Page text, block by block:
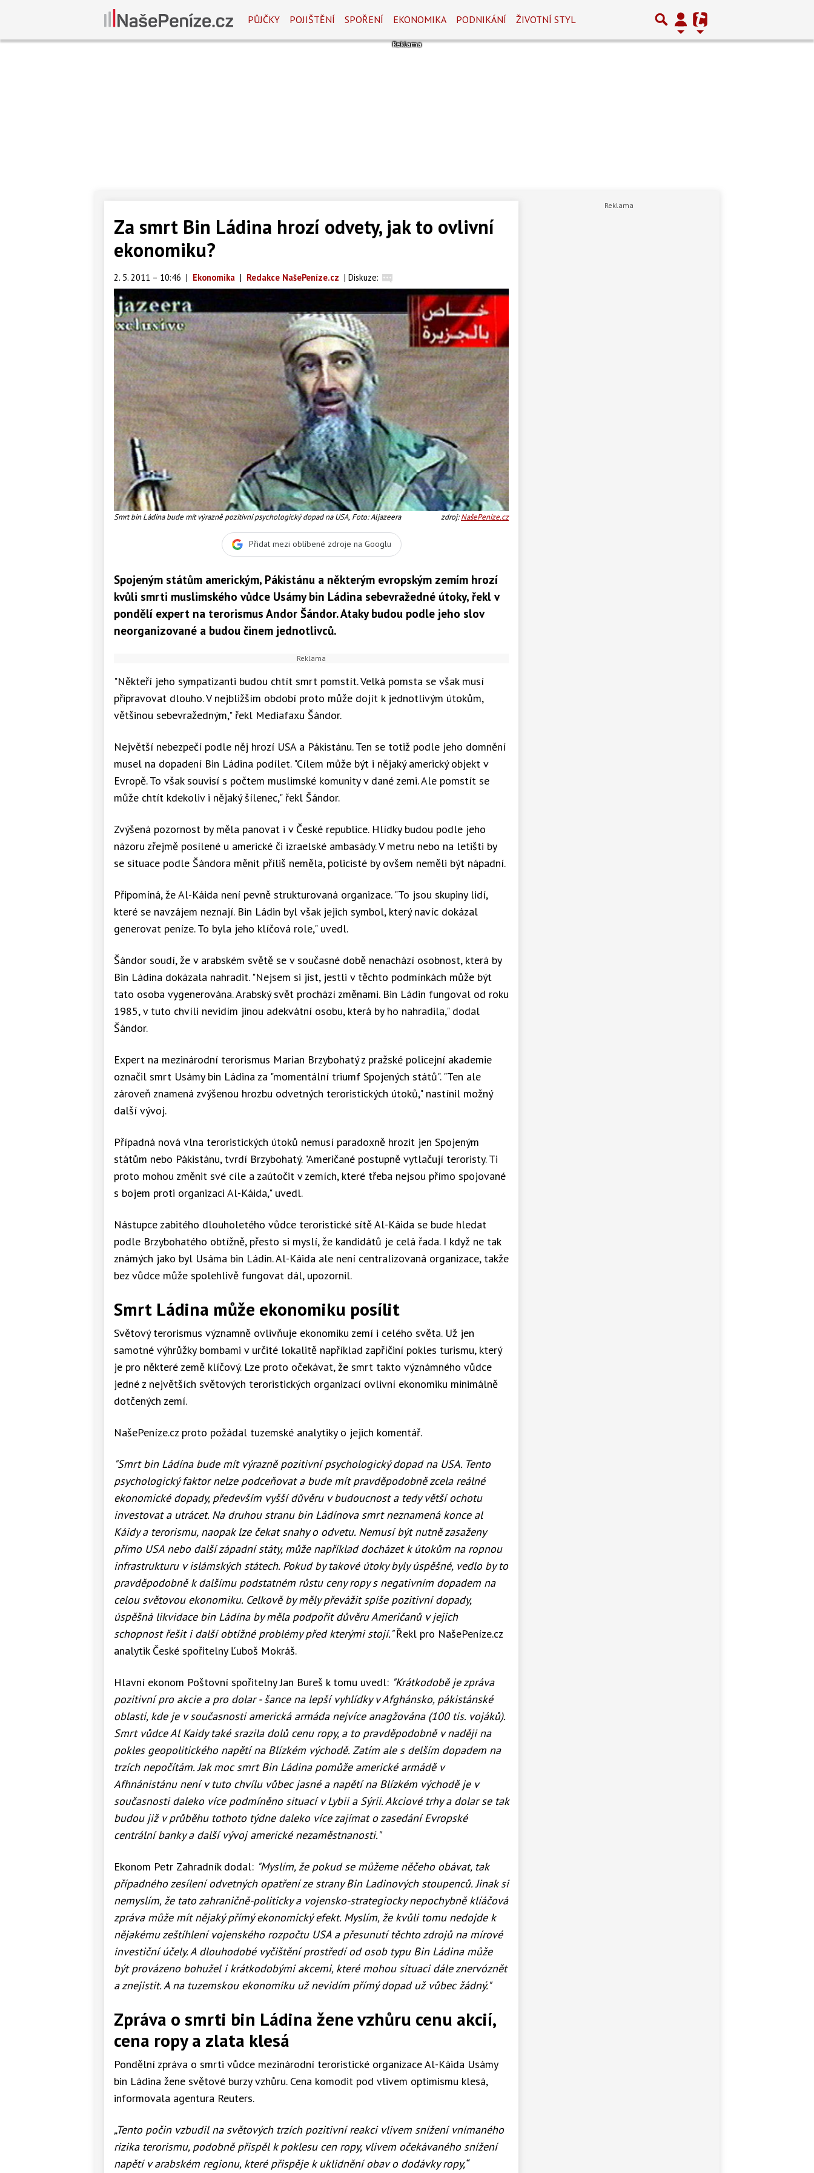
PŮJČKY POJIŠTĚNÍ SPOŘENÍ EKONOMIKA PODNIKÁNÍ ŽIVOTNÍ STYL
Za smrt Bin Ládina hrozí odvety, jak to ovlivní
ekonomiku?
2. 5. 2011 – 10:46 | Ekonomika | Redakce NašePeníze.cz | Diskuze:
Smrt bin Ládína bude mít výrazně pozitivní psychologický dopad na USA, Foto: Aljazeera zdroj:NašePeníze.cz
Přidat mezi oblíbené zdroje na Googlu
Spojeným státům americkým, Pákistánu a některým evropským zemím hrozí
kvůli smrti muslimského vůdce Usámy bin Ládina sebevražedné útoky, řekl v
pondělí expert na terorismus Andor Šándor. Ataky budou podle jeho slov
neorganizované a budou činem jednotlivců.
"Někteří jeho sympatizanti budou chtít smrt pomstít. Velká pomsta se však musí
připravovat dlouho. V nejbližším období proto může dojít k jednotlivým útokům,
většinou sebevražedným," řekl Mediafaxu Šándor.
Největší nebezpečí podle něj hrozí USA a Pákistánu. Ten se totiž podle jeho domnění
musel na dopadení Bin Ládina podílet. "Cílem může být i nějaký americký objekt v
Evropě. To však souvisí s počtem muslimské komunity v dané zemi. Ale pomstít se
může chtít kdekoliv i nějaký šílenec," řekl Šándor.
Zvýšená pozornost by měla panovat i v České republice. Hlídky budou podle jeho
názoru zřejmě posílené u americké či izraelské ambasády. V metru nebo na letišti by
se situace podle Šándora měnit příliš neměla, policisté by ovšem neměli být nápadní.
Připomíná, že Al-Káida není pevně strukturovaná organizace. "To jsou skupiny lidí,
které se navzájem neznají. Bin Ládin byl však jejich symbol, který navíc dokázal
generovat peníze. To byla jeho klíčová role," uvedl.
Šándor soudí, že v arabském světě se v současné době nenachází osobnost, která by
Bin Ládina dokázala nahradit. "Nejsem si jist, jestli v těchto podmínkách může být
tato osoba vygenerována. Arabský svět prochází změnami. Bin Ládin fungoval od roku
1985, v tuto chvíli nevidím jinou adekvátní osobu, která by ho nahradila," dodal
Šándor.
Expert na mezinárodní terorismus Marian Brzybohatý z pražské policejní akademie
označil smrt Usámy bin Ládina za "momentální triumf Spojených států". "Ten ale
zároveň znamená zvýšenou hrozbu odvetných teroristických útoků," nastínil možný
další vývoj.
Případná nová vlna teroristických útoků nemusí paradoxně hrozit jen Spojeným
státům nebo Pákistánu, tvrdí Brzybohatý. "Američané postupně vytlačují teroristy. Ti
proto mohou změnit své cíle a zaútočit v zemích, které třeba nejsou přímo spojované
s bojem proti organizaci Al-Káida," uvedl.
Nástupce zabitého dlouholetého vůdce teroristické sítě Al-Káida se bude hledat
podle Brzybohatého obtížně, přesto si myslí, že kandidátů je celá řada. I když ne tak
známých jako byl Usáma bin Ládin. Al-Káida ale není centralizovaná organizace, takže
bez vůdce může spolehlivě fungovat dál, upozornil.
Smrt Ládina může ekonomiku posílit
Světový terorismus významně ovlivňuje ekonomiku zemí i celého světa. Už jen
samotné výhrůžky bombami v určité lokalitě například zapříčiní pokles turismu, který
je pro některé země klíčový. Lze proto očekávat, že smrt takto význámného vůdce
jedné z největších světových teroristických organizací ovlivní ekonomiku minimálně
dotčených zemí.
NašePeníze.cz proto požádal tuzemské analytiky o jejich komentář.
"Smrt bin Ládína bude mít výrazně pozitivní psychologický dopad na USA. Tento
psychologický faktor nelze podceňovat a bude mít pravděpodobně zcela reálné
ekonomické dopady, především vyšší důvěru v budoucnost a tedy větší ochotu
investovat a utrácet. Na druhou stranu bin Ládínova smrt neznamená konce al
Káidy a terorismu, naopak lze čekat snahy o odvetu. Nemusí být nutně zasaženy
přímo USA nebo další západní státy, může například docházet k útokům na ropnou
infrastrukturu v islámských státech. Pokud by takové útoky byly úspěšné, vedlo by to
pravděpodobně k dalšímu podstatném růstu ceny ropy s negativním dopadem na
celou světovou ekonomiku. Celkově by měly převážit spíše pozitivní dopady,
úspěšná likvidace bin Ládína by měla podpořit důvěru Američanů v jejich
schopnost řešit i další obtížné problémy před kterými stojí."Řekl pro NašePeníze.cz
analytik České spořitelny Ľuboš Mokráš.
Hlavní ekonom Poštovní spořitelny Jan Bureš k tomu uvedl: "Krátkodobě je zpráva
pozitivní pro akcie a pro dolar - šance na lepší vyhlídky v Afghánsko, pákistánské
oblasti, kde je v současnosti americká armáda nejvíce anagžována (100 tis. vojáků).
Smrt vůdce Al Kaidy také srazila dolů cenu ropy, a to pravděpodobně v naději na
pokles geopolitického napětí na Blízkém východě. Zatím ale s delším dopadem na
trzích nepočítám. Jak moc smrt Bin Ládina pomůže americké armádě v
Afhnánistánu není v tuto chvílu vůbec jasné a napětí na Blízkém východě je v
současnosti daleko více podmíněno situací v Lybii a Sýrii. Akciové trhy a dolar se tak
budou již v průběhu tothoto týdne daleko více zajímat o zasedání Evropské
centrální banky a další vývoj americké nezaměstnanosti."
Ekonom Petr Zahradník dodal: "Myslím, že pokud se můžeme něčeho obávat, tak
případného zesílení odvetných opatření ze strany Bin Ladinových stoupenců. Jinak si
nemyslím, že tato zahraničně-politicky a vojensko-strategiocky nepochybně klíáčová
zpráva může mít nějaký přímý ekonomický efekt. Myslím, že kvůli tomu nedojde k
nějakému zeštíhlení vojenského rozpočtu USA a přesunutí těchto zdrojů na mírové
investiční účely. A dlouhodobé vyčištění prostředí od osob typu Bin Ládina může
být provázeno bohužel i krátkodobými akcemi, které mohou situaci dále znervóznět
a znejistit. A na tuzemskou ekonomiku už nevidím přímý dopad už vůbec žádný."
Zpráva o smrti bin Ládina žene vzhůru cenu akcií,
cena ropy a zlata klesá
Pondělní zpráva o smrti vůdce mezinárodní teroristické organizace Al-Káida Usámy
bin Ládina žene světové burzy vzhůru. Cena komodit pod vlivem optimismu klesá,
informovala agentura Reuters.
„Tento počin vzbudil na světových trzích pozitivní reakci vlivem snížení vnímaného
rizika terorismu, podobně přispěl k poklesu cen ropy, vlivem očekávaného snížení
napětí v arabském regionu, které přispěje k uklidnění obav o dodávky ropy,“